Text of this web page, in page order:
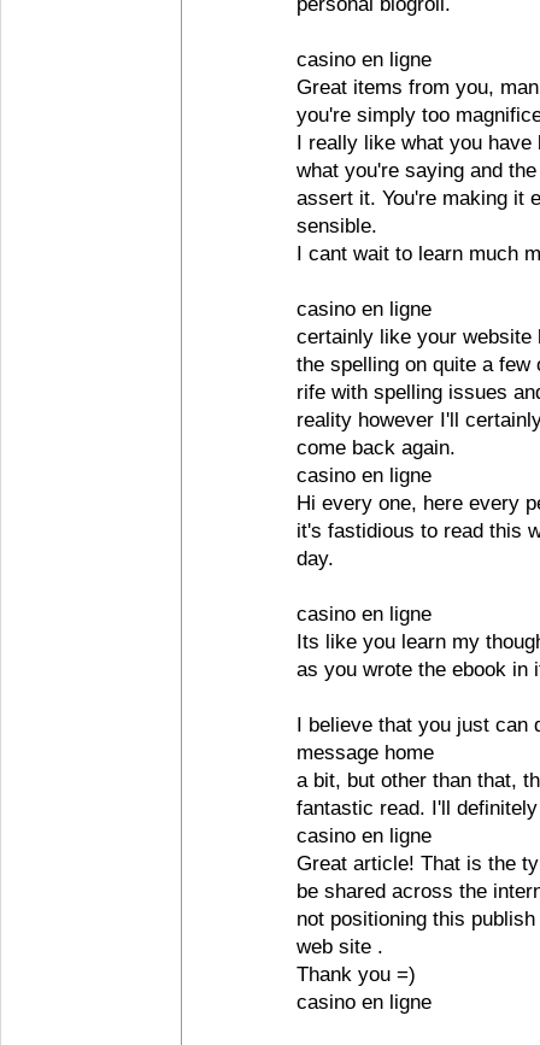
casino en ligne
Great items from you,
you're simply too
I really like what you
what you're saying and
assert it. You're making it
sensible.
I cant wait to learn much
casino en ligne
certainly like your website
the spelling on quite a
rife with spelling issues
reality however I'll
come back again.
casino en ligne
Hi every one, here every
it's fastidious to read this
day.
casino en ligne
Its like you learn my
as you wrote the ebook in
I believe that you just can
message home
a bit, but other than that,
fantastic read. I'll
casino en ligne
Great article! That is the
be shared across the
not positioning this
web site .
Thank you =)
casino en ligne